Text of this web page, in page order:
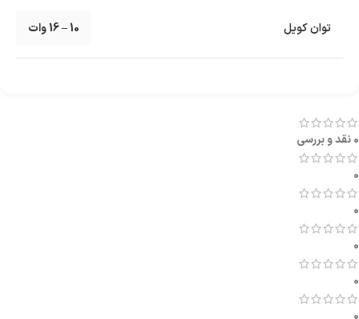
توان کویل 10 – 16 وات
0 نقد و بررسی
0
0
0
0